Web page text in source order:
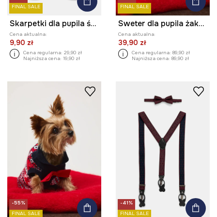
FINAL SALE
Skarpetki dla pupila świąteczne
Cena aktualna:
9,90 zł
Cena regularna: 29,90 zł
Najniższa cena: 19,90 zł
FINAL SALE
Sweter dla pupila żakardowy wzorzysty
Cena aktualna:
39,90 zł
Cena regularna: 89,90 zł
Najniższa cena: 89,90 zł
-55%
FINAL SALE
-41%
FINAL SALE